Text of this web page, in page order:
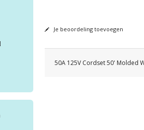
Je beoordeling toevoegen
50A 125V Cordset 50' Molded